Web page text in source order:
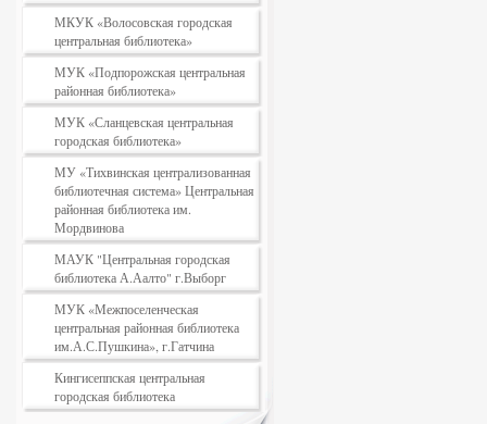
МКУК «Волосовская городская
центральная библиотека»
МУК «Подпорожская центральная
районная библиотека»
МУК «Сланцевская центральная
городская библиотека»
МУ «Тихвинская централизованная
библиотечная система» Центральная
районная библиотека им.
Мордвинова
МАУК "Центральная городская
библиотека А.Аалто" г.Выборг
МУК «Межпоселенческая
центральная районная библиотека
им.А.С.Пушкина», г.Гатчина
Кингисеппская центральная
городская библиотека